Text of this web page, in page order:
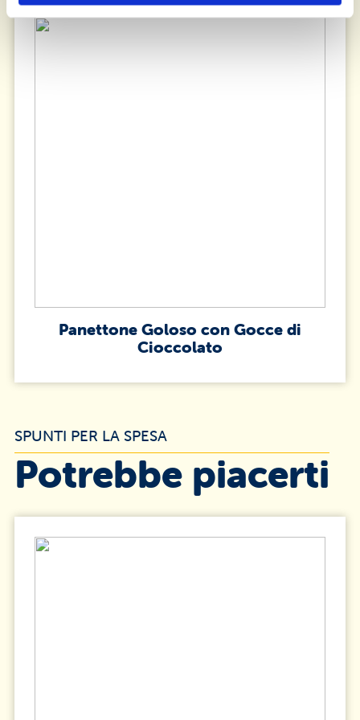
Panettone Goloso con Gocce di
Cioccolato
SPUNTI PER LA SPESA
Potrebbe piacerti